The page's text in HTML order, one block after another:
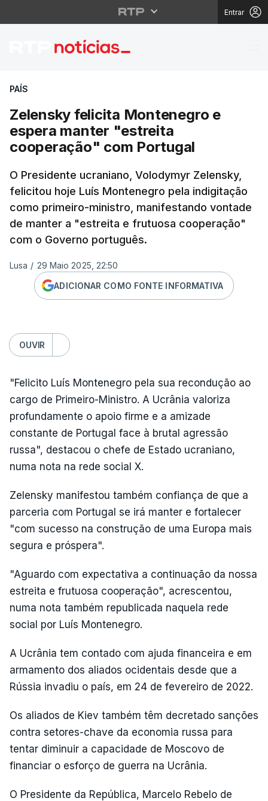
Entrar
Zelensky felicita
PAÍS
Zelensky felicita Montenegro e
espera manter "estreita
cooperação" com Portugal
O Presidente ucraniano, Volodymyr Zelensky,
felicitou hoje Luís Montenegro pela indigitação
como primeiro-ministro, manifestando vontade
de manter a "estreita e frutuosa cooperação"
com o Governo português.
Lusa / 29 Maio 2025, 22:50
ADICIONAR COMO FONTE INFORMATIVA
OUVIR
"Felicito Luís Montenegro pela sua recondução ao
cargo de Primeiro-Ministro. A Ucrânia valoriza
profundamente o apoio firme e a amizade
constante de Portugal face à brutal agressão
russa", destacou o chefe de Estado ucraniano,
numa nota na rede social X.
Zelensky manifestou também confiança de que a
parceria com Portugal se irá manter e fortalecer
"com sucesso na construção de uma Europa mais
segura e próspera".
"Aguardo com expectativa a continuação da nossa
estreita e frutuosa cooperação", acrescentou,
numa nota também republicada naquela rede
social por Luís Montenegro.
A Ucrânia tem contado com ajuda financeira e em
armamento dos aliados ocidentais desde que a
Rússia invadiu o país, em 24 de fevereiro de 2022.
Os aliados de Kiev também têm decretado sanções
contra setores-chave da economia russa para
tentar diminuir a capacidade de Moscovo de
financiar o esforço de guerra na Ucrânia.
O Presidente da República, Marcelo Rebelo de